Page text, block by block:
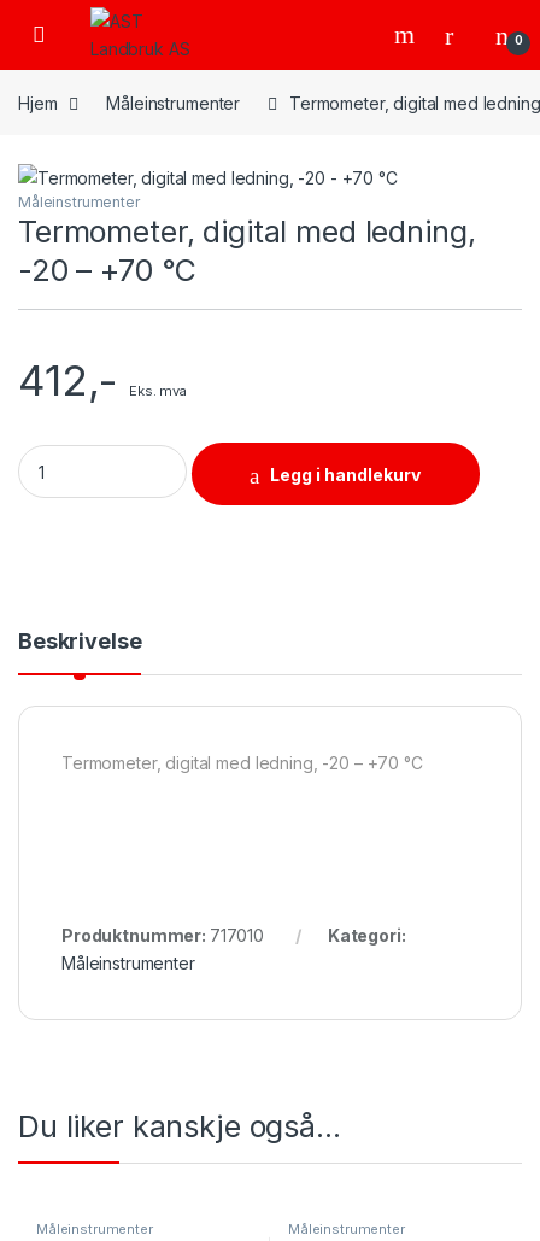
Skip to navigation
Skip to content
Open 0
Hjem Måleinstrumenter Termometer, digital med
Måleinstrumenter
Termometer, digital med ledning,
-20 – +70 °C
412,- Eks. mva
Termometer, digital med ledning, -20 - +70 °C quantity
Legg i handlekurv
Beskrivelse
Termometer, digital med ledning, -20 – +70 °C
Produktnummer: 717010
Kategori:
Måleinstrumenter
Du liker kanskje også…
Måleinstrumenter Måleinstrumenter